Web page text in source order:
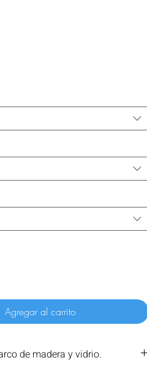
Agregar al carrito
de madera y vidrio.